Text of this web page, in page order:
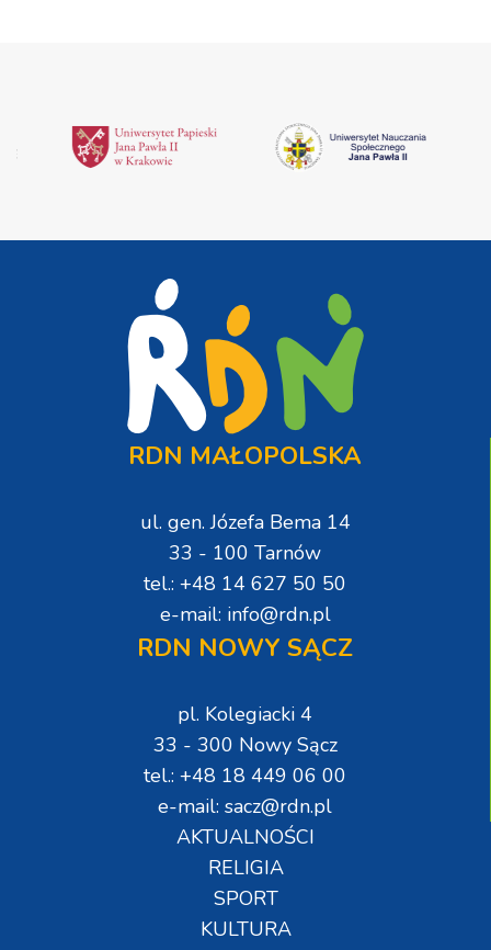
RDN MAŁOPOLSKA
ul. gen. Józefa Bema 14
33 - 100 Tarnów
tel.: +48 14 627 50 50
e-mail: info@rdn.pl
RDN NOWY SĄCZ
pl. Kolegiacki 4
33 - 300 Nowy Sącz
tel.: +48 18 449 06 00
e-mail: sacz@rdn.pl
AKTUALNOŚCI
RELIGIA
SPORT
KULTURA